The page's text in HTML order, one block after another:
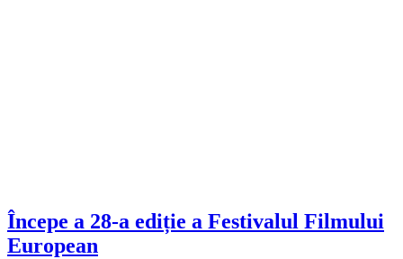
Începe a 28-a ediție a Festivalul Filmului
European